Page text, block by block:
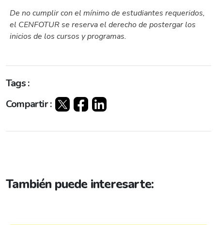
De no cumplir con el mínimo de estudiantes requeridos,
el CENFOTUR se reserva el derecho de postergar los
inicios de los cursos y programas.
Tags :
Compartir :
También puede interesarte: